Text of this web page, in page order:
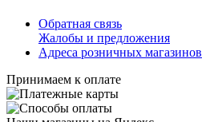
Обратная связь
Жалобы и предложения
Адреса розничных магазинов
Принимаем к оплате